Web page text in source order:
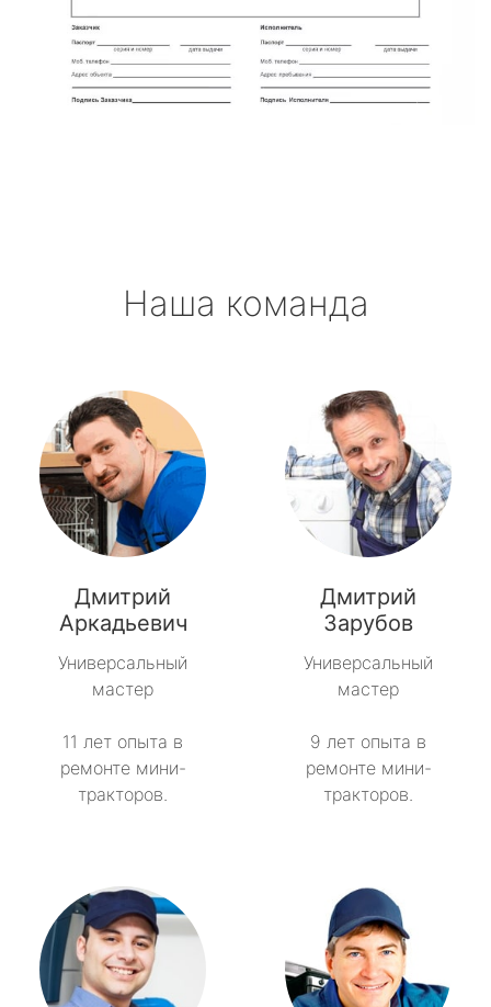
Наша команда
Дмитрий
Аркадьевич
Универсальный
мастер
11 лет опыта в
ремонте мини-
тракторов.
Дмитрий
Зарубов
Универсальный
мастер
9 лет опыта в
ремонте мини-
тракторов.